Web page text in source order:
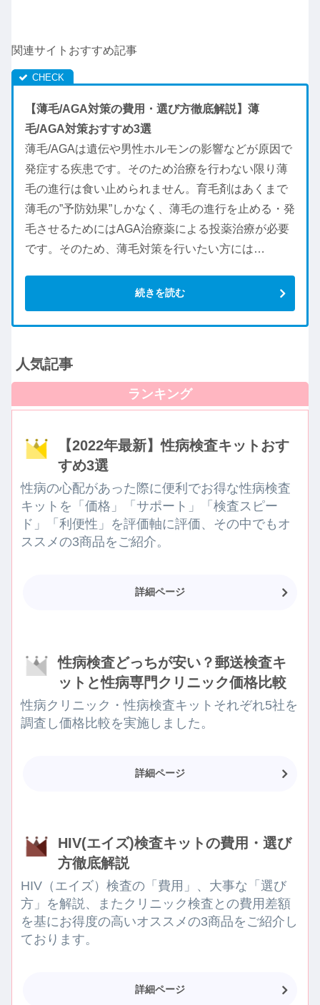
関連サイトおすすめ記事
【薄毛/AGA対策の費用・選び方徹底解説】薄
毛/AGA対策おすすめ3選
薄毛/AGAは遺伝や男性ホルモンの影響などが原因で
発症する疾患です。そのため治療を行わない限り薄
毛の進行は食い止められません。育毛剤はあくまで
薄毛の”予防効果”しかなく、薄毛の進行を止める・発
毛させるためにはAGA治療薬による投薬治療が必要
です。そのため、薄毛対策を行いたい方には…
続きを読む
人気記事
【2022年最新】性病検査キットおす
すめ3選
性病の心配があった際に便利でお得な性病検査
キットを「価格」「サポート」「検査スピー
ド」「利便性」を評価軸に評価、その中でもオ
ススメの3商品をご紹介。
詳細ページ
性病検査どっちが安い？郵送検査キ
ットと性病専門クリニック価格比較
性病クリニック・性病検査キットそれぞれ5社を
調査し価格比較を実施しました。
詳細ページ
HIV(エイズ)検査キットの費用・選び
方徹底解説
HIV（エイズ）検査の「費用」、大事な「選び
方」を解説、またクリニック検査との費用差額
を基にお得度の高いオススメの3商品をご紹介し
ております。
詳細ページ